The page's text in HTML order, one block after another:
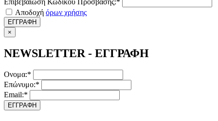
Αποδοχή όρων χρήσης
ΕΓΓΡΑΦΗ
×
NEWSLETTER - ΕΓΓΡΑΦΗ
Ονομα:*
Επώνυμο:*
Email:*
ΕΓΓΡΑΦΗ